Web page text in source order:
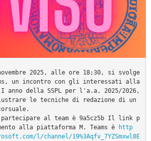
2025, alle ore 18;30, si svolge
un incontro con gli interessati alla
della SSPL per l'a.a. 2025/2026,
le tecniche di redazione di un
al team è 9a5cz5b Il link p
alla piattaforma M. Teams è
http
l/channel/19%3Aqfv_7YZSmxwl8E